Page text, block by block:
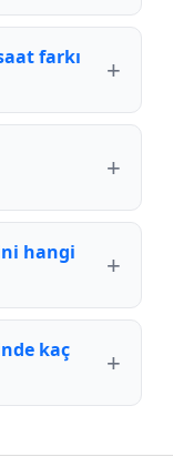
farkı
hangi
kaç